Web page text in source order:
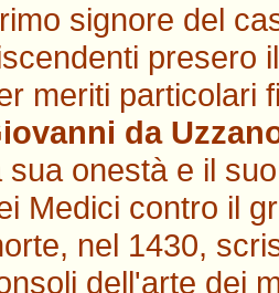
signore del
presero
meriti particolari
da
sua onestà e il
Medici contro il
nel 1430,
dell'arte dei